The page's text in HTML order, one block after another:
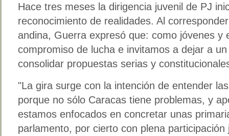
Hace tres meses la dirigencia juvenil de PJ
reconocimiento de realidades. Al
andina, Guerra expresó que: como jóvenes y
compromiso de lucha e invitamos a dejar a
consolidar propuestas serias y
"La gira surge con la intención de entender
porque no sólo Caracas tiene problemas, y
estamos enfocados en concretar unas
parlamento, por cierto con plena